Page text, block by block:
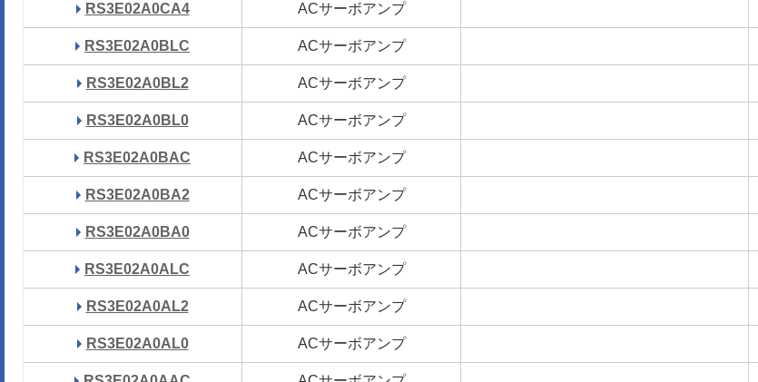
RS3E02A0CA4 ACサーボアンプ
RS3E02A0BLC ACサーボアンプ
RS3E02A0BL2 ACサーボアンプ
RS3E02A0BL0 ACサーボアンプ
RS3E02A0BAC ACサーボアンプ
RS3E02A0BA2 ACサーボアンプ
RS3E02A0BA0 ACサーボアンプ
RS3E02A0ALC ACサーボアンプ
RS3E02A0AL2 ACサーボアンプ
RS3E02A0AL0 ACサーボアンプ
RS3E02A0CA4 ACサーボアンプ
RS3E02A0BLC ACサーボアンプ
RS3E02A0BL2 ACサーボアンプ
RS3E02A0BL0 ACサーボアンプ
RS3E02A0BAC ACサーボアンプ
RS3E02A0BA2 ACサーボアンプ
RS3E02A0BA0 ACサーボアンプ
RS3E02A0ALC ACサーボアンプ
RS3E02A0AL2 ACサーボアンプ
RS3E02A0AL0 ACサーボアンプ